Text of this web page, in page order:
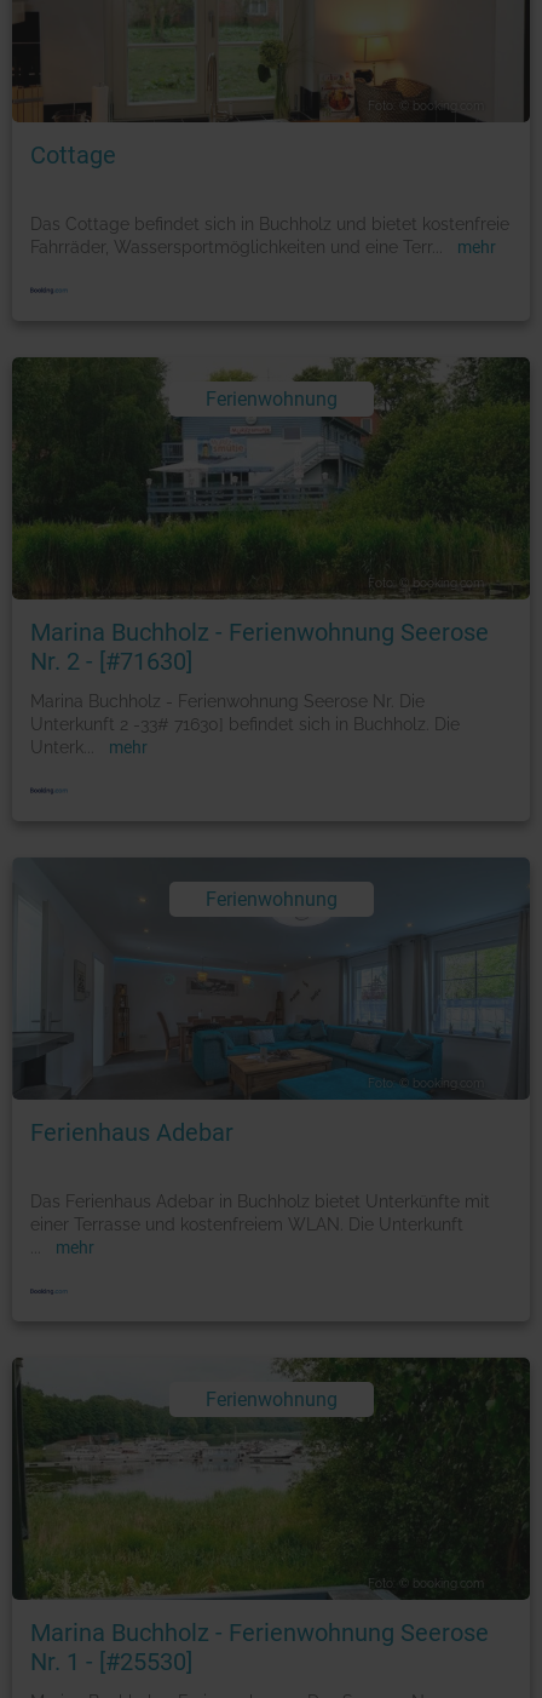
Foto: © booking.com
Cottage
Das Cottage befindet sich in Buchholz und bietet kostenfreie
Fahrräder, Wassersportmöglichkeiten und eine Terr
mehr
Ferienwohnung
Foto: © booking.com
Marina Buchholz - Ferienwohnung Seerose
Nr. 2 - [#71630]
Marina Buchholz - Ferienwohnung Seerose Nr. Die
Unterkunft 2 -33# 71630] befindet sich in Buchholz. Die
Unterk
mehr
Ferienwohnung
Foto: © booking.com
Ferienhaus Adebar
Das Ferienhaus Adebar in Buchholz bietet Unterkünfte mit
einer Terrasse und kostenfreiem WLAN. Die Unterkunft
mehr
Ferienwohnung
Foto: © booking.com
Marina Buchholz - Ferienwohnung Seerose
Nr. 1 - [#25530]